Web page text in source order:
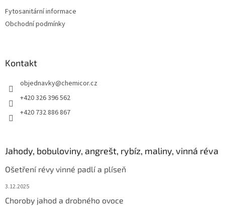
Fytosanitární informace
Obchodní podmínky
Kontakt
objednavky@chemicor.cz
+420 326 396 562
+420 732 886 867
Jahody, bobuloviny, angrešt, rybíz, maliny, vinná réva
Ošetření révy vinné padlí a plíseň
3.12.2025
Choroby jahod a drobného ovoce